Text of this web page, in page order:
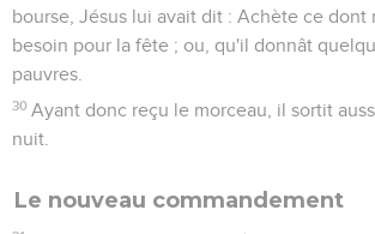
bourse, Jésus lui avait dit : Achète ce dont
besoin pour la fête ; ou, qu'il donnât
pauvres.
30 Ayant donc reçu le morceau, il sortit
nuit.
Le nouveau commandement